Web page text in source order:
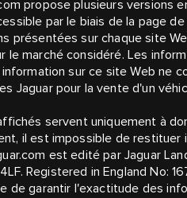
propose plusieurs versions
par le biais de la page
présentées sur chaque site
le marché considéré. Les
sur ce site Web ne
Jaguar pour la vente d'un
servent uniquement à
il est impossible de
est edité par Jaguar
Registered in England No:
de garantir l'exactitude des